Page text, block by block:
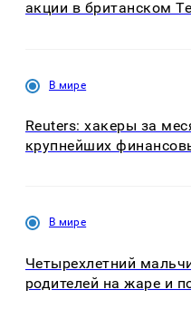
акции в британском
В мире
Reuters: хакеры за
крупнейших
В мире
Четырехлетний
родителей на жаре и